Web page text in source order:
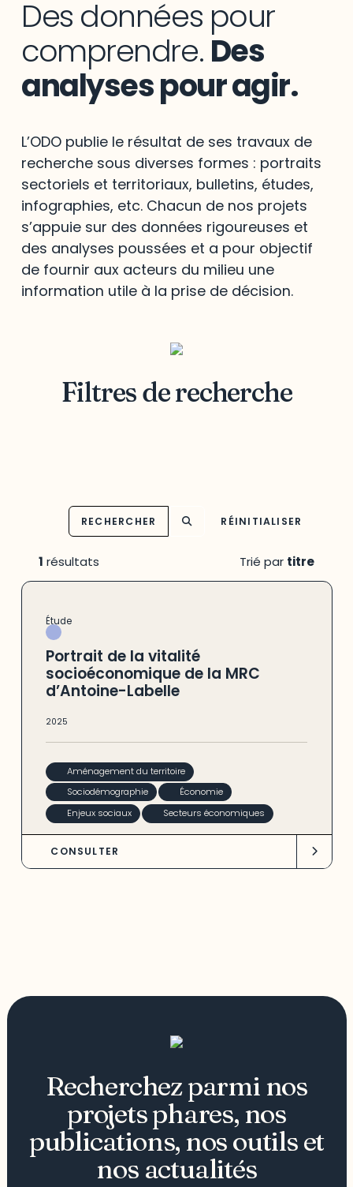
Des données pour
comprendre. Des
analyses pour agir.
L’ODO publie le résultat de ses travaux de
recherche sous diverses formes : portraits
sectoriels et territoriaux, bulletins, études,
infographies, etc. Chacun de nos projets
s’appuie sur des données rigoureuses et
des analyses poussées et a pour objectif
de fournir aux acteurs du milieu une
information utile à la prise de décision.
Filtres de recherche
RECHERCHER RÉINITIALISER
1 résultats Trié par titre
Étude
Portrait de la vitalité
socioéconomique de la MRC
d’Antoine-Labelle
2025
Aménagement du territoire
Sociodémographie
Économie
Enjeux sociaux
Secteurs économiques
CONSULTER
Recherchez parmi nos
projets phares, nos
publications, nos outils et
nos actualités